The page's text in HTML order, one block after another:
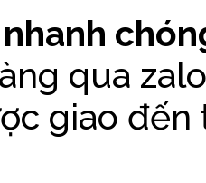
qua
giao đến